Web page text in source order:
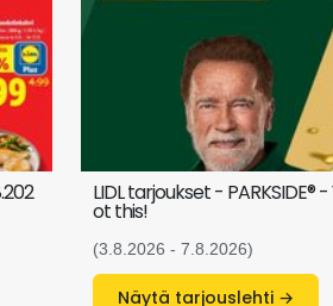
LIDL tarjoukset - PARKSIDE® -
ot this!
(3.8.2026 - 7.8.2026)
Näytä tarjouslehti →